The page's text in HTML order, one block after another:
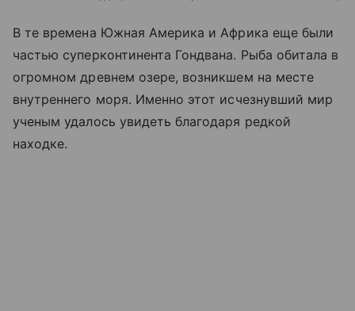
В те времена Южная Америка и Африка еще были
частью суперконтинента Гондвана. Рыба обитала в
огромном древнем озере, возникшем на месте
внутреннего моря. Именно этот исчезнувший мир
ученым удалось увидеть благодаря редкой
находке.